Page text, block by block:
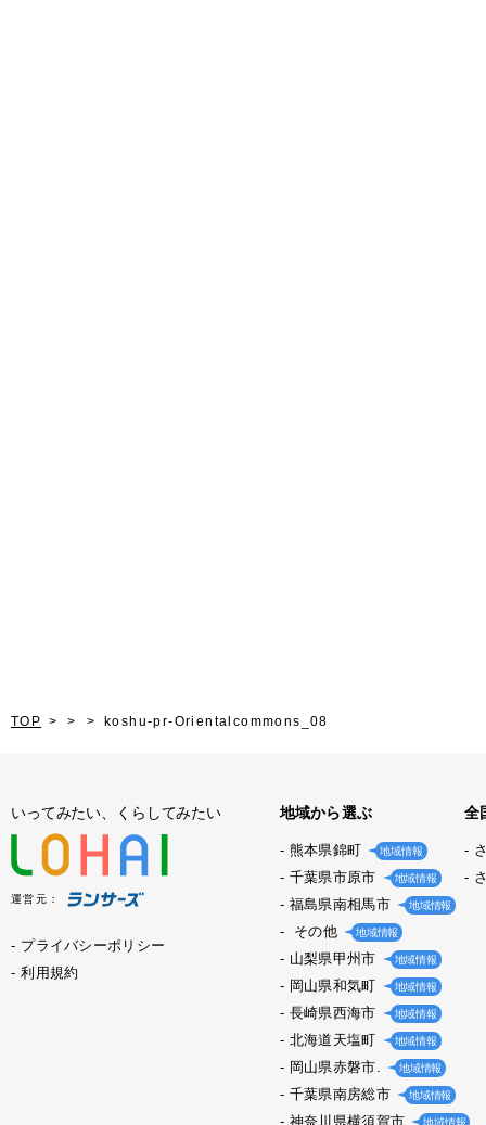
TOP koshu-pr-Orientalcommons_08
いってみたい、くらしてみたい
運営元：
プライバシーポリシー
利用規約
地域から選ぶ
熊本県錦町 地域情報
千葉県市原市 地域情報
福島県南相馬市 地域情報
その他 地域情報
山梨県甲州市 地域情報
岡山県和気町 地域情報
長崎県西海市 地域情報
北海道天塩町 地域情報
岡山県赤磐市. 地域情報
千葉県南房総市 地域情報
神奈川県横須賀市 地域情報
全